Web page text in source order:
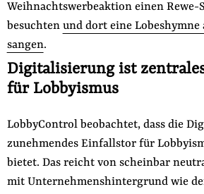
Weihnachtswerbeaktion einen Rewe-
besuchten und dort eine Lobeshymne
sangen.
Digitalisierung ist
für Lobbyismus
LobbyControl beobachtet, dass die
zunehmendes Einfallstor für
bietet. Das reicht von scheinbar
mit Unternehmenshintergrund wie